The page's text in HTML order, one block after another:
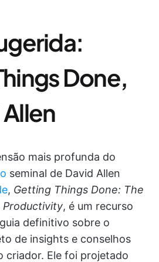
Done,
mais profunda do
seminal de David Allen
, Getting Things Done: The
, é um recurso
definitivo sobre o
de insights e conselhos
criador. Ele foi projetado